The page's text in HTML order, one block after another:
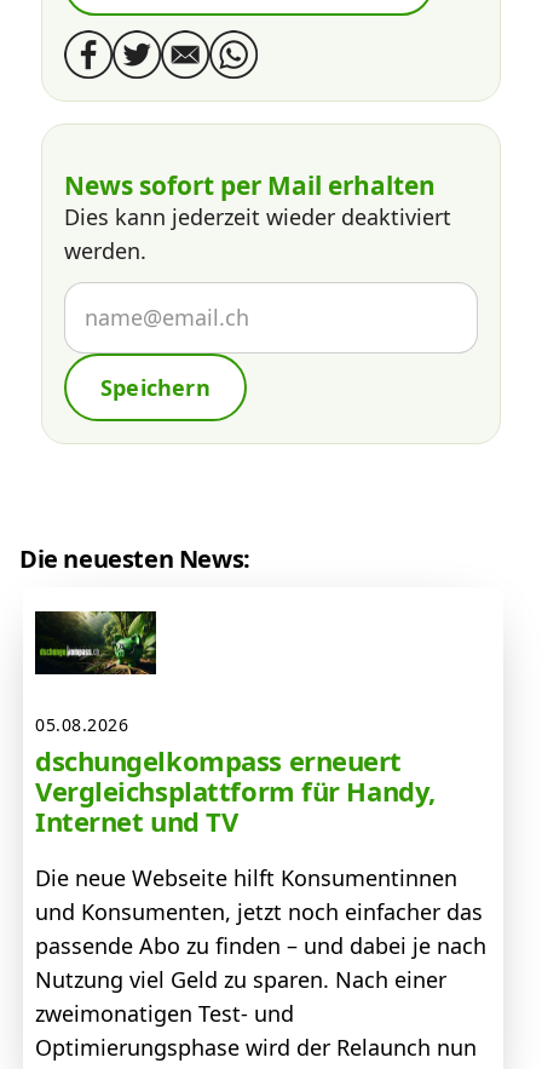
News sofort per Mail erhalten
Dies kann jederzeit wieder deaktiviert
werden.
Speichern
Die neuesten News:
05.08.2026
dschungelkompass erneuert
Vergleichsplattform für Handy,
Internet und TV
Die neue Webseite hilft Konsumentinnen
und Konsumenten, jetzt noch einfacher das
passende Abo zu finden – und dabei je nach
Nutzung viel Geld zu sparen. Nach einer
zweimonatigen Test- und
Optimierungsphase wird der Relaunch nun